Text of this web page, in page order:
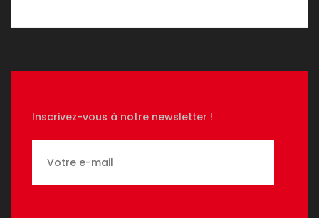
Inscrivez-vous à notre newsletter !